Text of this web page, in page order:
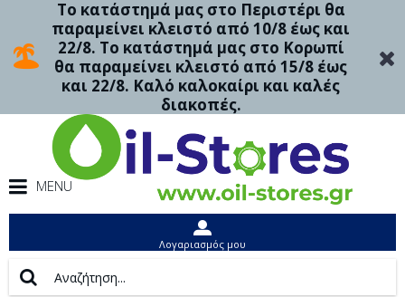
Το κατάστημά μας στο Περιστέρι θα
παραμείνει κλειστό από 10/8 έως και
22/8. Το κατάστημά μας στο Κορωπί
θα παραμείνει κλειστό από 15/8 έως
και 22/8. Καλό καλοκαίρι και καλές
διακοπές.
MENU
Λογαριασμός μου